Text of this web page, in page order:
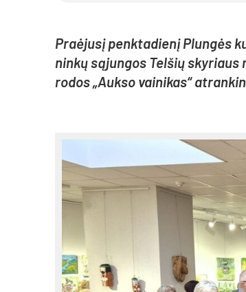
Praė­ju­sį penk­ta­die­nį Plun­gės
nin­kų są­jun­gos Tel­šių
ro­dos „Auk­so vai­ni­kas“